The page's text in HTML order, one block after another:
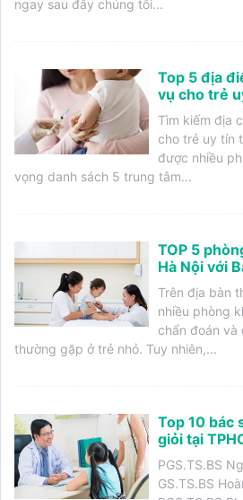
ngay sau đây chúng tôi...
Top 5 địa
vụ cho trẻ
Tìm kiếm địa
cho trẻ uy tín
được nhiều
vọng danh sách 5 trung tâm...
TOP 5
Hà Nội với
Trên địa bàn
nhiều phòng
chẩn đoán và
thường gặp ở trẻ nhỏ. Tuy nhiên,...
Top 10 bác
giỏi tại
PGS.TS.BS
GS.TS.BS